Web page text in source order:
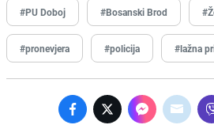
#PU Doboj #Bosanski Brod
#pronevjera #policija #lažna